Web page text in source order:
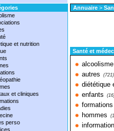
et nutrition
et cliniques
perso
Annuaire >
Santé et
alcoolisme
autres (721)
diététique
enfants
formations
hommes